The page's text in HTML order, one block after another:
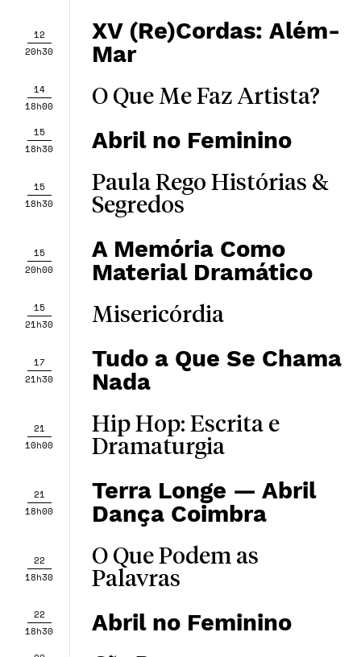
12
20h30
XV (Re)Cordas: Além-
Mar
14
18h00
O Que Me Faz Artista?
15
18h30
Abril no Feminino
15
18h30
Paula Rego Histórias &
Segredos
15
20h00
A Memória Como
Material Dramático
15
21h30
Misericórdia
17
21h30
Tudo a Que Se Chama
Nada
21
10h00
Hip Hop: Escrita e
Dramaturgia
21
18h00
Terra Longe — Abril
Dança Coimbra
22
18h30
O Que Podem as
Palavras
22
18h30
Abril no Feminino